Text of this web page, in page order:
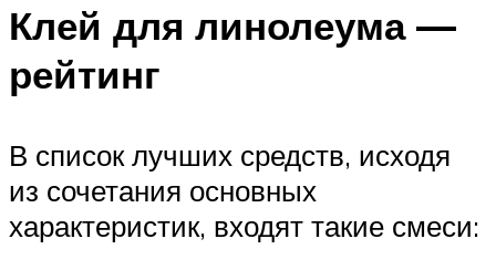
Клей для линолеума —
рейтинг
В список лучших средств, исходя
из сочетания основных
характеристик, входят такие смеси: